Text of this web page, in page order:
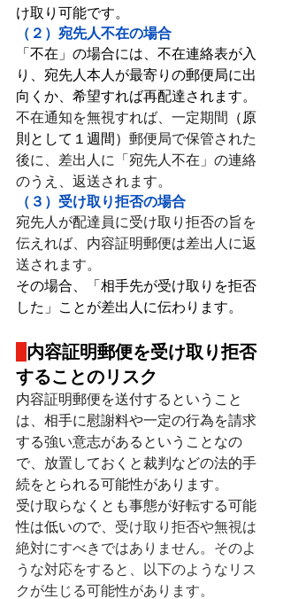
け取り可能です。
（２）宛先人不在の場合
「不在」の場合には、不在連絡表が入
り、宛先人本人が最寄りの郵便局に出
向くか、希望すれば再配達されます。
不在通知を無視すれば、一定期間
（原
則として１週間） 郵便局で保管された
後に、差出人に「宛先人不在」の連絡
のうえ、返送されます。
（３）受け取り拒否の場合
宛先人が配達員に受け取り拒否の旨を
伝えれば、内容証明郵便は差出人に返
送されます。
その場合、「相手先が受け取りを拒否
した」ことが差出人に伝わります。
内容証明郵便を受け取り拒否
することのリスク
内容証明郵便を送付するということ
は、相手に慰謝料や一定の行為を請求
する強い意志があるということなの
で、放置しておくと裁判などの法的手
続をとられる可能性があります。
受け取らなくとも事態が好転する可能
性は低いので、 受け取り拒否や無視は
絶対にすべきではありません。そのよ
うな対応をすると、以下のようなリス
クが生じる可能性があります。